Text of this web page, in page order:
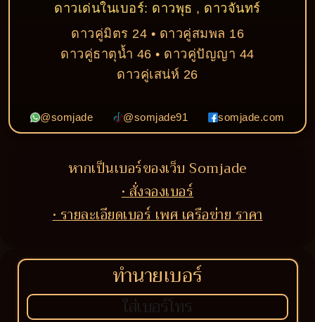
ดาวเด่นในเบอร์: ดาวพุธ , ดาวจันทร์
ดาวคู่มิตร 24 • ดาวคู่สมพล 16
ดาวคู่ธาตุน้ำ 46 • ดาวคู่ปัญญา 44
ดาวคู่เสน่ห์ 26
@somjade @somjade91 somjade.com
หากเป็นเบอร์ของเว็บ Somjade
• สั่งจองเบอร์
• รายละเอียดเบอร์ เพศ เครือข่าย ราคา
ทำนายเบอร์